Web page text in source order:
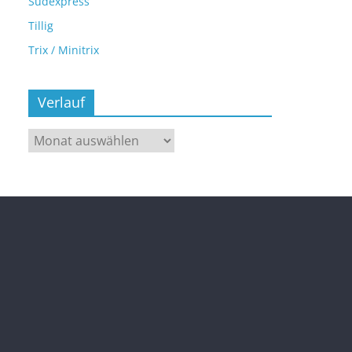
Tillig
Trix / Minitrix
Verlauf